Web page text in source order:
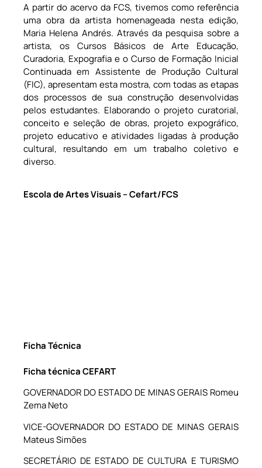
A partir do acervo da FCS, tivemos como referência
uma obra da artista homenageada nesta edição,
Maria Helena Andrés. Através da pesquisa sobre a
artista, os Cursos Básicos de Arte Educação,
Curadoria, Expografia e o Curso de Formação Inicial
Continuada em Assistente de Produção Cultural
(FIC), apresentam esta mostra, com todas as etapas
dos processos de sua construção desenvolvidas
pelos estudantes. Elaborando o projeto curatorial,
conceito e seleção de obras, projeto expográfico,
projeto educativo e atividades ligadas à produção
cultural, resultando em um trabalho coletivo e
diverso.
Escola de Artes Visuais – Cefart/FCS
Ficha Técnica
Ficha técnica CEFART
GOVERNADOR DO ESTADO DE MINAS GERAIS Romeu
Zema Neto
VICE-GOVERNADOR DO ESTADO DE MINAS GERAIS
Mateus Simões
SECRETÁRIO DE ESTADO DE CULTURA E TURISMO